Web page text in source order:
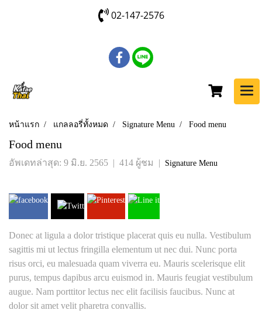
02-147-2576
หน้าแรก แกลลอรี่ทั้งหมด Signature Menu Food menu
Food menu
อัพเดทล่าสุด: 9 มิ.ย. 2565 | 414 ผู้ชม | Signature Menu
Donec at ligula a dolor tristique placerat quis eu nulla. Vestibulum
sagittis mi ut lectus fringilla elementum ut nec dui. Nunc porta
risus orci, eu malesuada quam viverra eu. Mauris scelerisque elit
purus, tempus dapibus arcu euismod in. Mauris feugiat vestibulum
augue. Nam porttitor lectus nec elit facilisis faucibus. Nunc at
dolor sit amet velit pharetra convallis.